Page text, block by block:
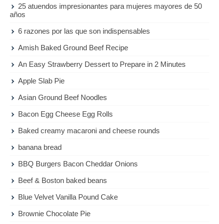
25 atuendos impresionantes para mujeres mayores de 50
años
6 razones por las que son indispensables
Amish Baked Ground Beef Recipe
An Easy Strawberry Dessert to Prepare in 2 Minutes
Apple Slab Pie
Asian Ground Beef Noodles
Bacon Egg Cheese Egg Rolls
Baked creamy macaroni and cheese rounds
banana bread
BBQ Burgers Bacon Cheddar Onions
Beef & Boston baked beans
Blue Velvet Vanilla Pound Cake
Brownie Chocolate Pie